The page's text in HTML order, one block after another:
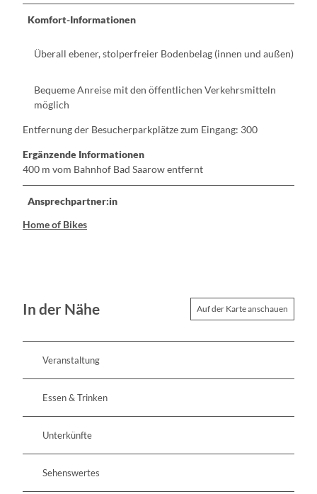
Komfort-Informationen
Überall ebener, stolperfreier Bodenbelag (innen und außen)
Bequeme Anreise mit den öffentlichen Verkehrsmitteln
möglich
Entfernung der Besucherparkplätze zum Eingang: 300
Ergänzende Informationen
400 m vom Bahnhof Bad Saarow entfernt
Ansprechpartner:in
Home of Bikes
In der Nähe Auf der Karte anschauen
Veranstaltung
Essen & Trinken
Unterkünfte
Sehenswertes